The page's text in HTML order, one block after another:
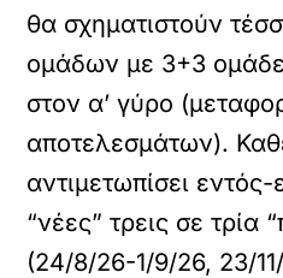
θα σχηματιστούν
ομάδων με 3+3
στον α’ γύρο
αποτελεσμάτων).
αντιμετωπίσει
“νέες” τρεις σε τρία
(24/8/26-1/9/26, 23/